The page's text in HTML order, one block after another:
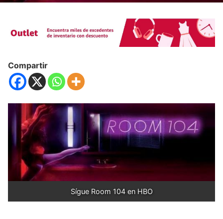
Compartir
Sígue Room 104 en HBO